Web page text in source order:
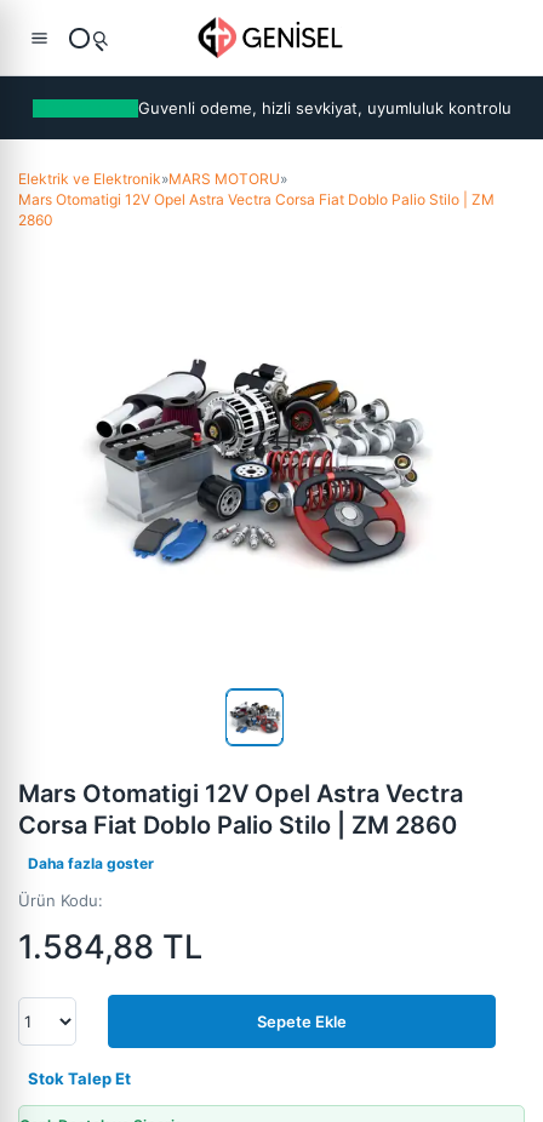
Guvenli odeme, hizli sevkiyat, uyumluluk kontrolu
Elektrik ve Elektronik»MARS MOTORU»
Mars Otomatigi 12V Opel Astra Vectra Corsa Fiat Doblo Palio Stilo | ZM
2860
Mars Otomatigi 12V Opel Astra Vectra
Corsa Fiat Doblo Palio Stilo | ZM 2860
Daha fazla goster
Ürün Kodu:
1.584,88 TL
Sepete Ekle
Stok Talep Et